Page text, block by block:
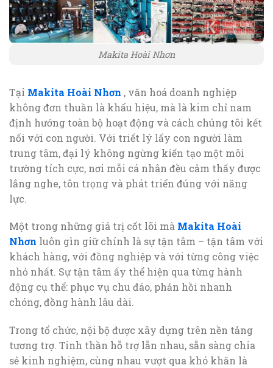
Makita Hoài Nhơn
Tại Makita Hoài Nhơn , văn hoá doanh nghiệp
không đơn thuần là khẩu hiệu, mà là kim chỉ nam
định hướng toàn bộ hoạt động và cách chúng tôi kết
nối với con người. Với triết lý lấy con người làm
trung tâm, đại lý không ngừng kiến tạo một môi
trường tích cực, nơi mỗi cá nhân đều cảm thấy được
lắng nghe, tôn trọng và phát triển đúng với năng
lực.
Một trong những giá trị cốt lõi mà Makita Hoài
Nhơn luôn gìn giữ chính là sự tận tâm – tận tâm với
khách hàng, với đồng nghiệp và với từng công việc
nhỏ nhất. Sự tận tâm ấy thể hiện qua từng hành
động cụ thể: phục vụ chu đáo, phản hồi nhanh
chóng, đồng hành lâu dài.
Trong tổ chức, nội bộ được xây dựng trên nền tảng
tương trợ. Tinh thần hỗ trợ lẫn nhau, sẵn sàng chia
sẻ kinh nghiệm, cùng nhau vượt qua khó khăn là